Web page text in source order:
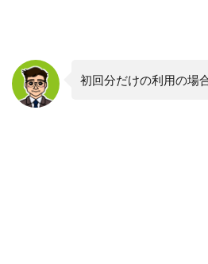
初回分だけの利用の場